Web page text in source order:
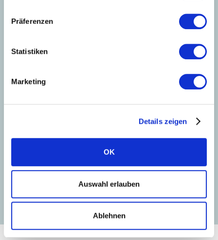
Präferenzen
Statistiken
Marketing
Details zeigen
OK
Auswahl erlauben
Ablehnen
Introduzione al
commissioning
Leggi la guida Guarda il tutorial